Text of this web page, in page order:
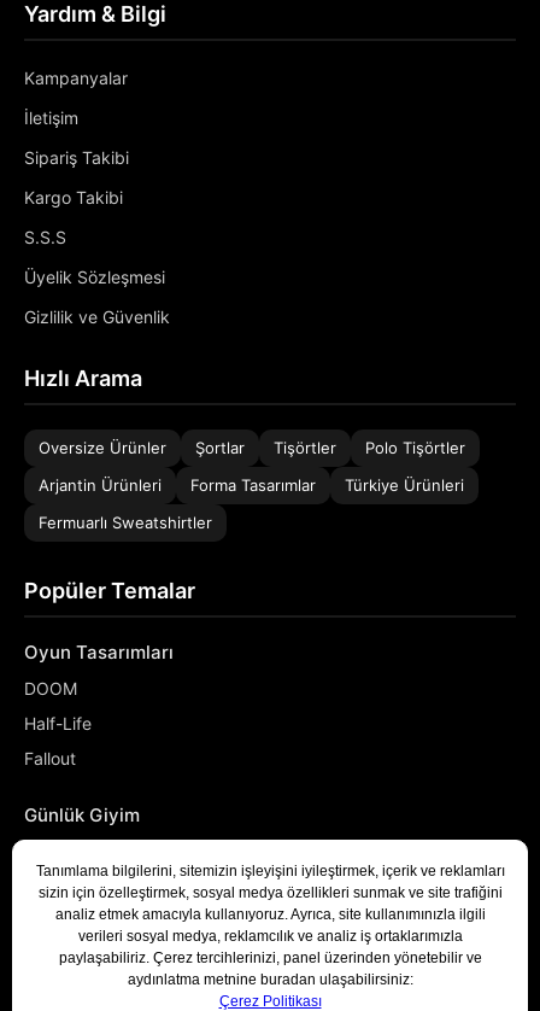
Yardım & Bilgi
Kampanyalar
İletişim
Sipariş Takibi
Kargo Takibi
S.S.S
Üyelik Sözleşmesi
Gizlilik ve Güvenlik
Hızlı Arama
Oversize Ürünler Şortlar Tişörtler
Polo Tişörtler
Arjantin Ürünleri
Forma Tasarımlar
Türkiye Ürünleri
Fermuarlı Sweatshirtler
Popüler Temalar
Oyun Tasarımları
DOOM
Half-Life
Fallout
Günlük Giyim
Denizci
Developer